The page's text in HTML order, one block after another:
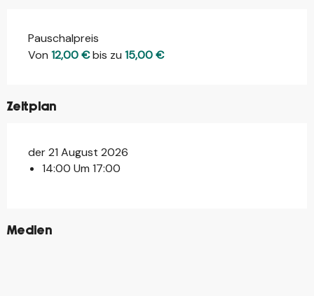
Pauschalpreis
Von 12,00 €bis zu 15,00 €
Zeitplan
der 21 August 2026
14:00 Um 17:00
Medien
©
©